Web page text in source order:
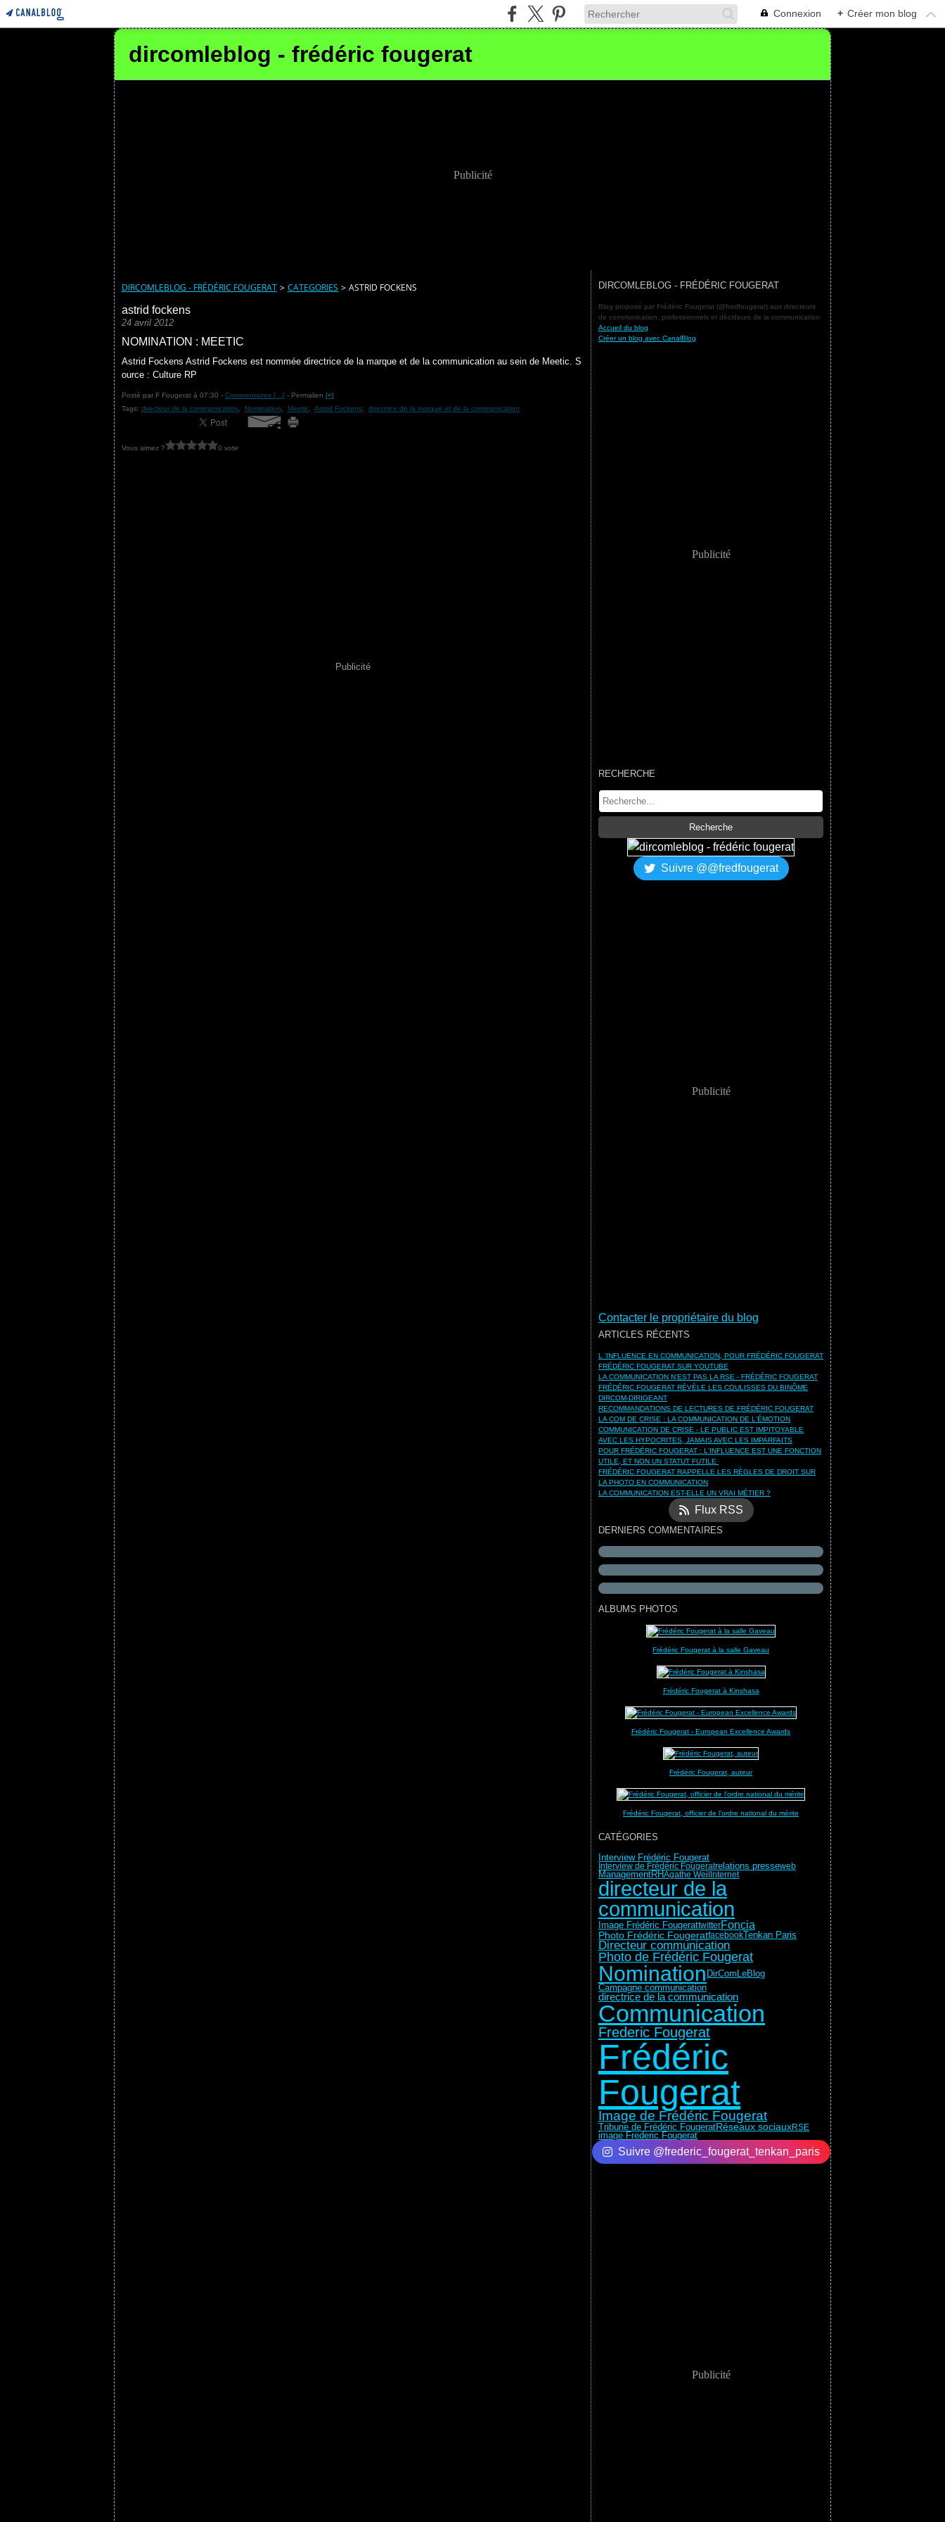
Connexion + Créer mon blog
dircomleblog - frédéric fougerat
Publicité
DIRCOMLEBLOG - FRÉDÉRIC FOUGERAT > CATEGORIES > ASTRID FOCKENS
astrid fockens
24 avril 2012
NOMINATION : MEETIC
Astrid Fockens Astrid Fockens est nommée directrice de la marque et de la communication au sein de Meetic. S
ource : Culture RP
Posté par F Fougerat à 07:30 - Commentaires [ ] - Permalien [#]
Tags: directeur de la communication Nomination Meetic Astrid Fockens directrice de la marque et de la communication
Vous aimez ? 0 vote
Publicité
DIRCOMLEBLOG - FRÉDÉRIC FOUGERAT
Blog proposé par Frédéric Fougerat (@fredfougerat) aux directeurs
de communication, professionnels et décideurs de la communication.
Accueil du blog
Créer un blog avec CanalBlog
Publicité
RECHERCHE
Suivre @@fredfougerat
Publicité
Contacter le propriétaire du blog
ARTICLES RÉCENTS
L 'INFLUENCE EN COMMUNICATION, POUR FRÉDÉRIC FOUGERAT
FRÉDÉRIC FOUGERAT SUR YOUTUBE
LA COMMUNICATION N'EST PAS LA RSE - FRÉDÉRIC FOUGERAT
FRÉDÉRIC FOUGERAT RÉVÈLE LES COULISSES DU BINÔME
DIRCOM-DIRIGEANT
RECOMMANDATIONS DE LECTURES DE FRÉDÉRIC FOUGERAT
LA COM DE CRISE : LA COMMUNICATION DE L'ÉMOTION
COMMUNICATION DE CRISE - LE PUBLIC EST IMPITOYABLE
AVEC LES HYPOCRITES, JAMAIS AVEC LES IMPARFAITS
POUR FRÉDÉRIC FOUGERAT : L'INFLUENCE EST UNE FONCTION
UTILE, ET NON UN STATUT FUTILE
FRÉDÉRIC FOUGERAT RAPPELLE LES RÈGLES DE DROIT SUR
LA PHOTO EN COMMUNICATION
LA COMMUNICATION EST-ELLE UN VRAI MÉTIER ?
Flux RSS
DERNIERS COMMENTAIRES
ALBUMS PHOTOS
Frédéric Fougerat à la salle Gaveau
Frédéric Fougerat à Kinshasa
Frédéric Fougerat - European Excellence Awards
Frédéric Fougerat, auteur
Frédéric Fougerat, officier de l'ordre national du mérite
CATÉGORIES
Interview Frédéric Fougerat
Interview de Frédéric Fougeratrelations presseweb
ManagementRHAgathe Weil Internet
directeur de la
communication
Image Frédéric FougerattwitterFoncia
Photo Frédéric FougeratfacebookTenkan Paris
Directeur communication
Photo de Frédéric Fougerat
Nomination DirComLeBlog
Campagne communication
directrice de la communication
Communication
Frederic Fougerat
Frédéric
Fougerat
Image de Frédéric Fougerat
Tribune de Frédéric FougeratRéseaux sociauxRSE
image Frederic Fougerat
Suivre @frederic_fougerat_tenkan_paris
Publicité